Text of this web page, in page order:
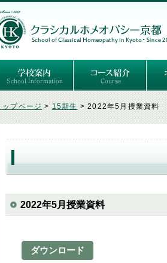
ごあいさつ
３つの基本理念
講師紹介
国際セミナー
ある日の学校生活（写真）
推薦者の声
よくあるご質問
予定表 はじめてのホメオパシー
セルフケアコース
専門コース（4年制）
専門コース（通信）
専門コース編入制度 ホ
ク
オ
ハ
ハ
レ
ップページ>15期生>2022年5月授業資料
2022年5月授業資料
ダウンロード